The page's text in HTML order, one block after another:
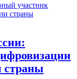
страны